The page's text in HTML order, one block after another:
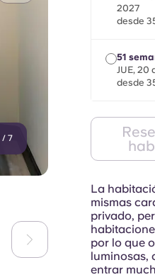
/ 7
2027
desde
51
JUE, 20
desde
La
mismas
privado,
por lo que
luminosas,
entrar